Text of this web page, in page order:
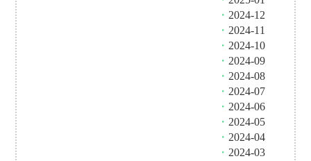
・ 2024-12
・ 2024-11
・ 2024-10
・ 2024-09
・ 2024-08
・ 2024-07
・ 2024-06
・ 2024-05
・ 2024-04
・ 2024-03